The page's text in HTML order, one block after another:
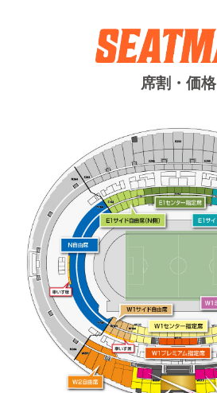
席割・価格